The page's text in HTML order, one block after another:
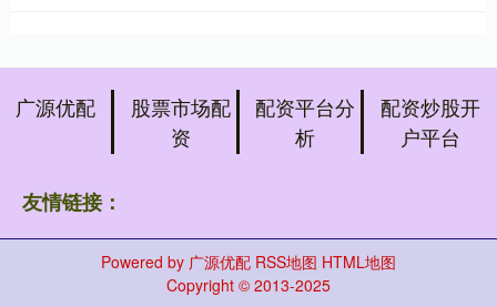
广源优配
股票市场配
资
配资平台分
析
配资炒股开
户平台
友情链接：
Powered by 广源优配 RSS地图 HTML地图
Copyright © 2013-2025